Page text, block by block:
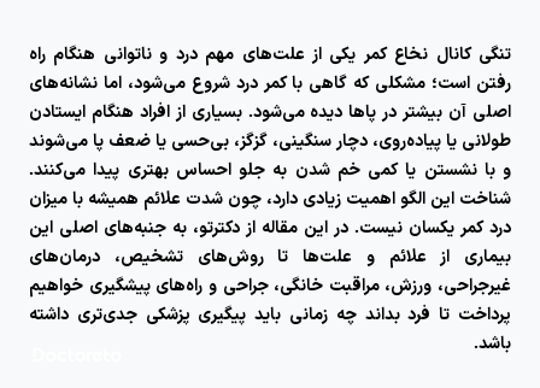
تنگی کانال نخاع کمر یکی از علت‌های مهم درد و ناتوانی هنگام راه
رفتن است؛ مشکلی که گاهی با کمر درد شروع می‌شود، اما نشانه‌های
اصلی آن بیشتر در پاها دیده می‌شود. بسیاری از افراد هنگام ایستادن
طولانی یا پیاده‌روی، دچار سنگینی، گزگز، بی‌حسی یا ضعف پا می‌شوند
و با نشستن یا کمی خم شدن به جلو احساس بهتری پیدا می‌کنند.
شناخت این الگو اهمیت زیادی دارد، چون شدت علائم همیشه با میزان
درد کمر یکسان نیست. در این مقاله از دکترتو، به جنبه‌های اصلی این
بیماری از علائم و علت‌ها تا روش‌های تشخیص، درمان‌های
غیرجراحی، ورزش، مراقبت خانگی، جراحی و راه‌های پیشگیری خواهیم
پرداخت تا فرد بداند چه زمانی باید پیگیری پزشکی جدی‌تری داشته
باشد.